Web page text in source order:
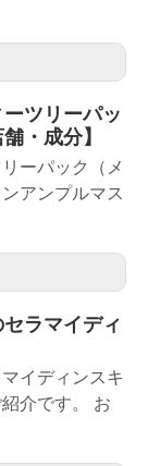
ツリーパッ
・成分】
ーパック（メ
アンプルマス
ラマイディ
イディンスキ
介です。 お